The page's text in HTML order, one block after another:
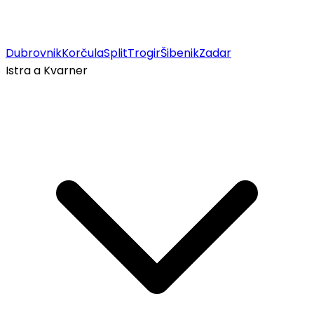
DubrovnikKorčulaSplitTrogirŠibenikZadar
Istra a Kvarner